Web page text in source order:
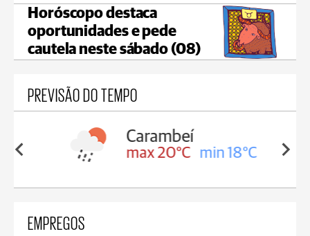
Horóscopo destaca
oportunidades e pede
cautela neste sábado (08)
PREVISÃO DO TEMPO
18°C
Carambeí
max 20°C min 18°C
EMPREGOS